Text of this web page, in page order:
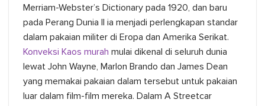
Merriam-Webster’s Dictionary pada 1920, dan baru
pada Perang Dunia II ia menjadi perlengkapan standar
dalam pakaian militer di Eropa dan Amerika Serikat.
Konveksi Kaos murah mulai dikenal di seluruh dunia
lewat John Wayne, Marlon Brando dan James Dean
yang memakai pakaian dalam tersebut untuk pakaian
luar dalam film-film mereka. Dalam A Streetcar